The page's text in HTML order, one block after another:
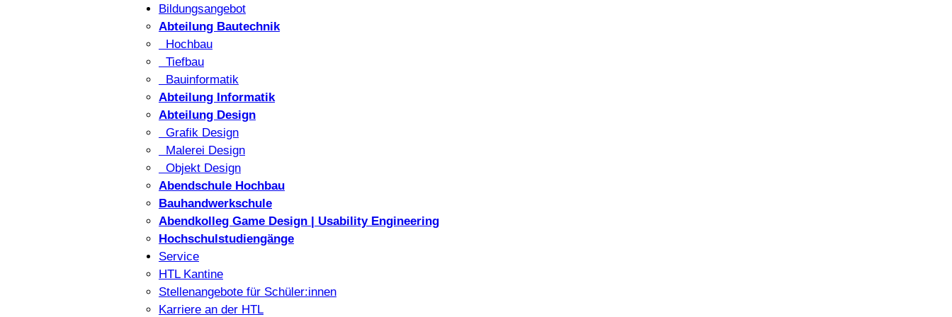
Bildungsangebot
Abteilung Bautechnik
Hochbau
Tiefbau
Bauinformatik
Abteilung Informatik
Abteilung Design
Grafik Design
Malerei Design
Objekt Design
Abendschule Hochbau
Bauhandwerkschule
Abendkolleg Game Design | Usability Engineering
Hochschulstudiengänge
Service
HTL Kantine
Stellenangebote für Schüler:innen
Karriere an der HTL